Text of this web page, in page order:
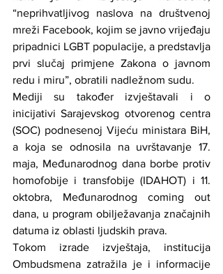
“neprihvatljivog naslova na društvenoj
mreži Facebook, kojim se javno vrijeđaju
pripadnici LGBT populacije, a predstavlja
prvi slučaj primjene Zakona o javnom
redu i miru”, obratili nadležnom sudu.
Mediji su također izvještavali i o
inicijativi Sarajevskog otvorenog centra
(SOC) podnesenoj Vijeću ministara BiH,
a koja se odnosila na uvrštavanje 17.
maja, Međunarodnog dana borbe protiv
homofobije i transfobije (IDAHOT) i 11.
oktobra, Međunarodnog coming out
dana, u program obilježavanja značajnih
datuma iz oblasti ljudskih prava.
Tokom izrade izvještaja, institucija
Ombudsmena zatražila je i informacije